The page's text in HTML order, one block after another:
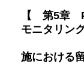
【 第5章
モニタリン
微生
施における